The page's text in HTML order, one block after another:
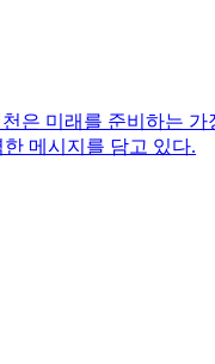
은 미래를 준비하는
메시지를 담고 있다.